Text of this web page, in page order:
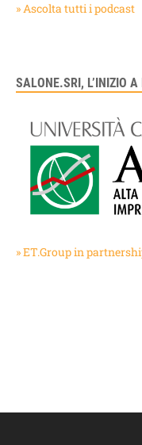
» Ascolta tutti i podcast
SALONE.SRI, L’INIZIO A
» ET.Group in